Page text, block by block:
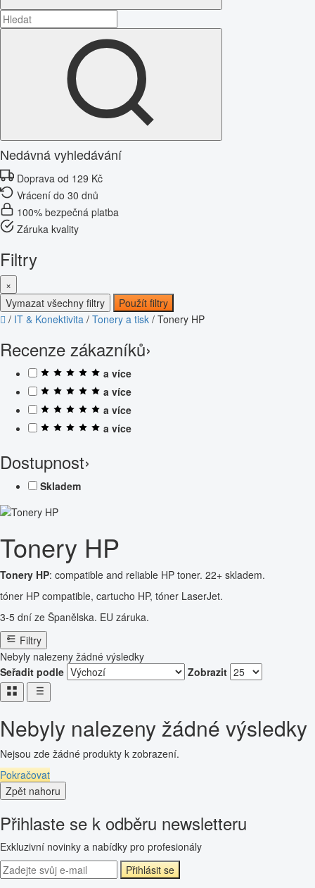
Nedávná vyhledávání
Doprava od 129 Kč
Vrácení do 30 dnů
100% bezpečná platba
Záruka kvality
Filtry
×
Vymazat všechny filtry
Použít filtry
/ IT & Konektivita / Tonery a tisk / Tonery HP
Recenze zákazníků›
a více
a více
a více
a více
Dostupnost›
Skladem
Tonery HP
Tonery HP: compatible and reliable HP toner. 22+ skladem.
tóner HP compatible, cartucho HP, tóner LaserJet.
3-5 dní ze Španělska. EU záruka.
Filtry
Nebyly nalezeny žádné výsledky
Seřadit podle
Zobrazit
Nebyly nalezeny žádné výsledky
Nejsou zde žádné produkty k zobrazení.
Pokračovat
Zpět nahoru
Přihlaste se k odběru newsletteru
Exkluzivní novinky a nabídky pro profesionály
Přihlásit se